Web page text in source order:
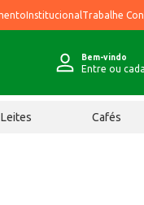
Institucional Trabalhe
Bem-vindo
Entre ou
Leites Cafés